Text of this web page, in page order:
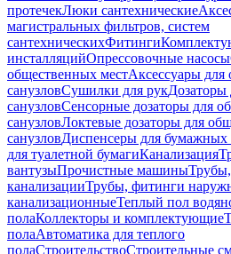
протечекЛюки сантехнические
магистральных фильтров, систем
сантехническихФитинги
инсталляцийОпрессовочные насосы
общественных местАксессуары
санузловСушилки для рукДозаторы
санузловСенсорные дозаторы для
санузловЛоктевые дозаторы для
санузловДиспенсеры для бумажных
для туалетной бумагиКанализация
вантузыПрочистные машины
канализацииТрубы, фитинги
канализационныеТеплый пол
полаКоллекторы и комплектующие
полаАвтоматика для теплого
полаСтроительствоСтроительные